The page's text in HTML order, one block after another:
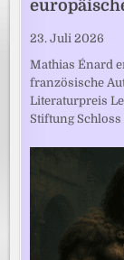
23. Juli 2026
Mathias Énard
französische
Literaturpreis
Stiftung